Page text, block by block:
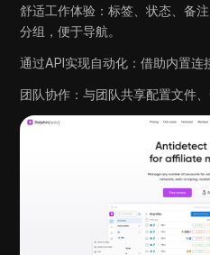
舒适工作体验：标签、状态、备
分组，便于导航。
通过API实现自动化：借助内置连
团队协作：与团队共享配置文件、